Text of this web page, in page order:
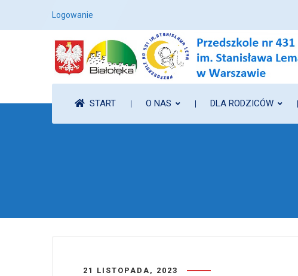
Logowanie
START O NAS DLA RODZICÓW
21 LISTOPADA, 2023